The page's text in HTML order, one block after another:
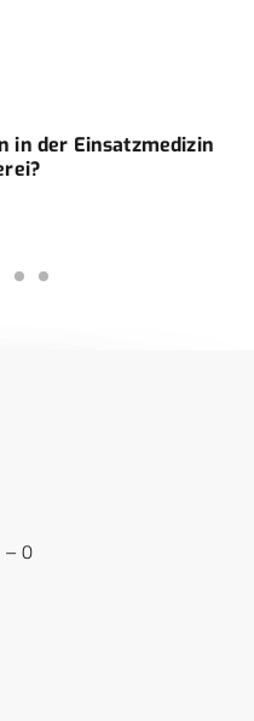
in der Einsatzmedizin
– 0